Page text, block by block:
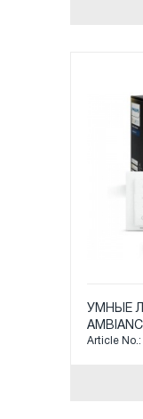
УМНЫЕ
6500K,
Article